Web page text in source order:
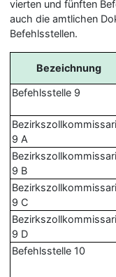
vierten und fünften
auch die amtlichen
Befehlsstellen.
Bezeichnung
Befehlsstelle 9
9 A
9 B
9 C
9 D
Befehlsstelle 10